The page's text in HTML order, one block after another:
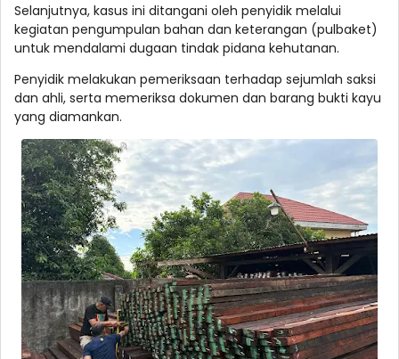
Selanjutnya, kasus ini ditangani oleh penyidik melalui
kegiatan pengumpulan bahan dan keterangan (pulbaket)
untuk mendalami dugaan tindak pidana kehutanan.
Penyidik melakukan pemeriksaan terhadap sejumlah saksi
dan ahli, serta memeriksa dokumen dan barang bukti kayu
yang diamankan.